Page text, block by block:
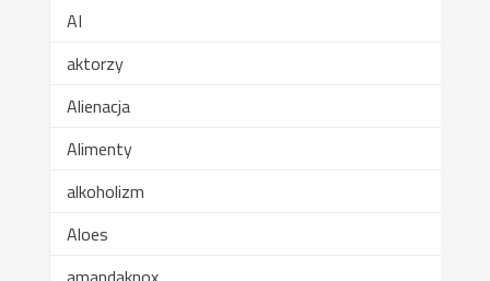
AI
aktorzy
Alienacja
Alimenty
alkoholizm
Aloes